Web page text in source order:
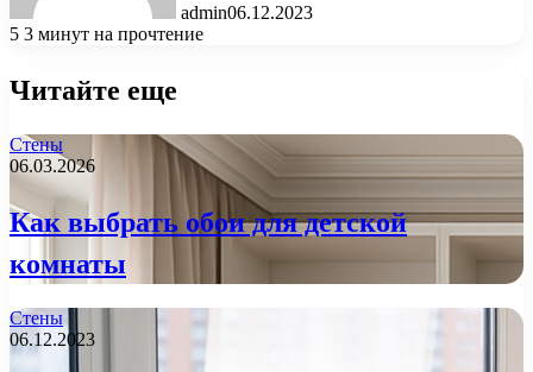
admin06.12.2023
5 3 минут на прочтение
Читайте еще
Стены
06.03.2026
Как выбрать обои для детской
комнаты
Стены
06.12.2023